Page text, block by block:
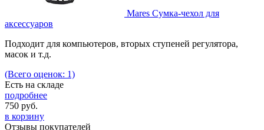
Mares Сумка-чехол для
аксессуаров
Подходит для компьютеров, вторых ступеней регулятора,
масок и т.д.
(Всего оценок: 1)
Есть на складе
подробнее
750 руб.
в корзину
Отзывы покупателей